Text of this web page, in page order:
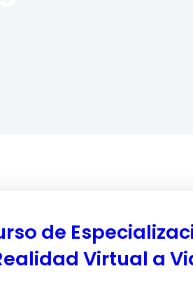
de
Virtual a